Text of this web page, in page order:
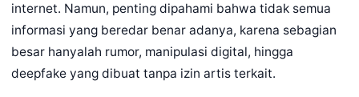
internet. Namun, penting dipahami bahwa tidak semua
informasi yang beredar benar adanya, karena sebagian
besar hanyalah rumor, manipulasi digital, hingga
deepfake yang dibuat tanpa izin artis terkait.